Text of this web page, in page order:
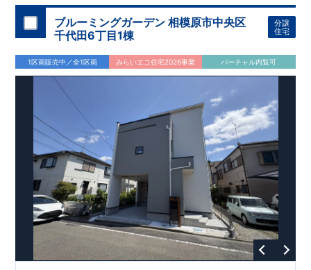
せる道」 ○第18回キッズデザイン賞受賞 ・2024年、東栄住宅
の新たな空間提案 「マルチエント ランス」が受賞いたしまし
た！
耐震等級最高等級3 ・数百年に一度の地震に耐える力
倍の耐震性！
ー採用で安心！ ○BELS ・エコ住宅としての性能評価を全号棟
が取得しています！ ○住宅性能評価ダブル取得 ・『設計』住
ております。
・『建設』住宅性能評価…評価を受けた図面通
りに施工されているか、建設までに計4回チェックが行われま
す。
平日・休日ご内覧可能です！
ぜひお気軽にお問い合わせください♪ 西宮営業所 TEL
0798-
38-1246​(定休日：火・水・年末年始
ブルーミングガーデン 相模原市中央区
千代田6丁目1棟
分譲
住宅
1区画販売中／全1区画 みらいエコ住宅2026事業 バーチャル内覧可